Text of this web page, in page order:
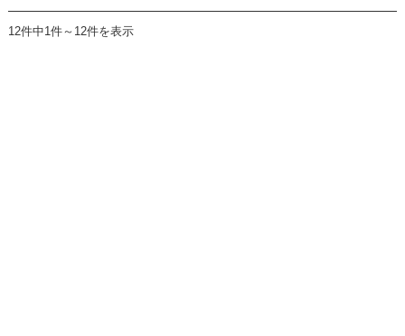
12件中1件～12件を表示